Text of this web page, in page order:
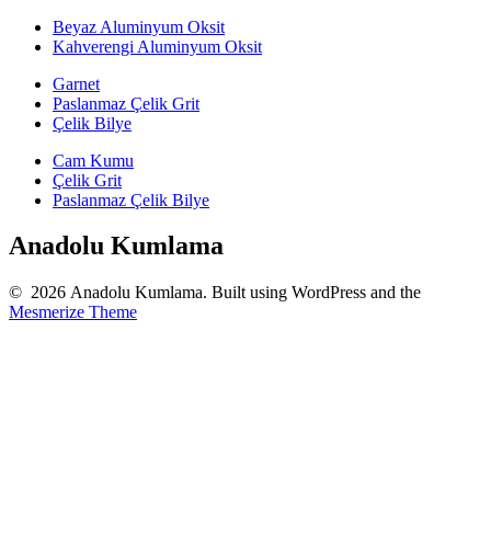
Beyaz Aluminyum Oksit
Kahverengi Aluminyum Oksit
Garnet
Paslanmaz Çelik Grit
Çelik Bilye
Cam Kumu
Çelik Grit
Paslanmaz Çelik Bilye
Anadolu Kumlama
© 2026 Anadolu Kumlama. Built using WordPress and the
Mesmerize Theme